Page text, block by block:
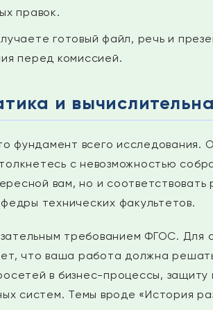
правок.
готовый файл, речь и
перед комиссией.
и
фундамент всего исследования.
с невозможностью
вам, но и соответствовать
технических факультетов.
требованием ФГОС. Для
что ваша работа должна
в бизнес-процессы, защиту
систем. Темы вроде «История